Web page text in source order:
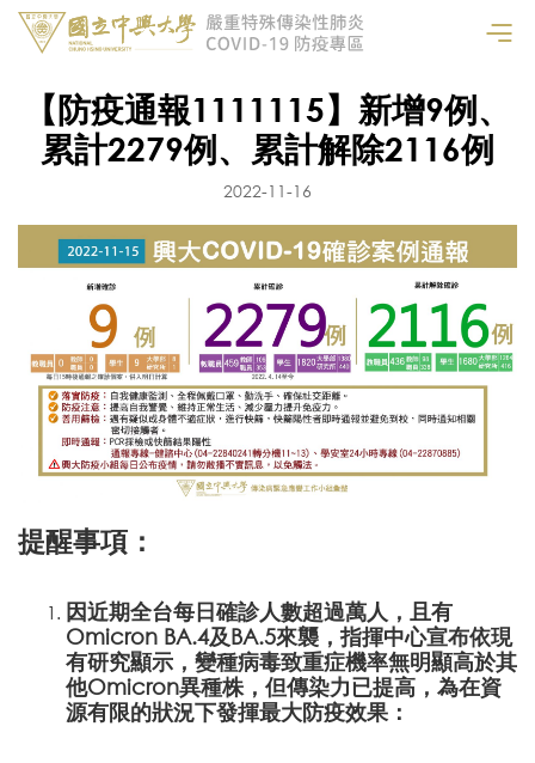
【防疫通報1111115】新增9例、
累計2279例、累計解除2116例
2022-11-16
提醒事項：
因近期全台每日確診人數超過萬人，且有
Omicron BA.4及BA.5來襲，指揮中心宣布依現
有研究顯示，變種病毒致重症機率無明顯高於其
他Omicron異種株，但傳染力已提高，為在資
源有限的狀況下發揮最大防疫效果：